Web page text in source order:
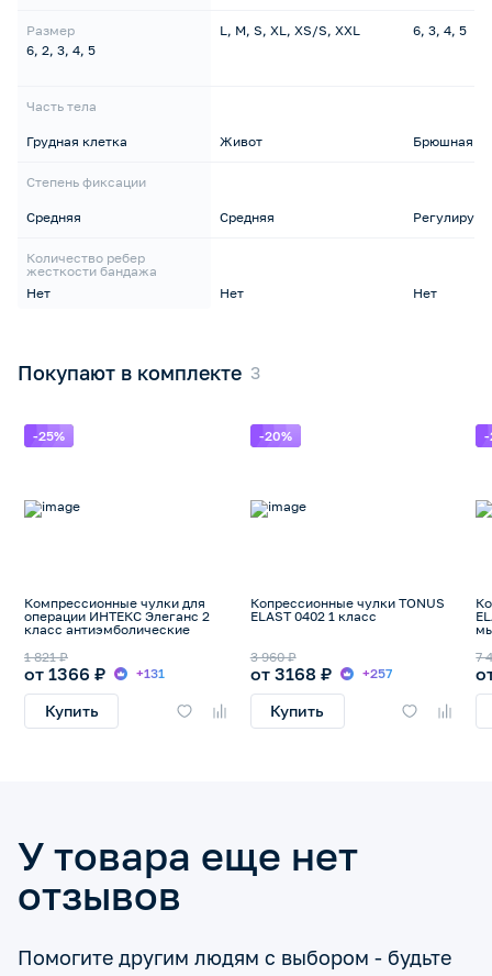
Размер
6, 2, 3, 4, 5
Часть тела
Грудная клетка
Степень фиксации
Средняя
Количество ребер
жесткости бандажа
Нет
L, M, S, XL, XS/S, XXL
Живот
Средняя
Нет
6, 3, 4, 5
Брюшная
Нет
Покупают в комплекте
-25%
Компрессионные чулки для
операции ИНТЕКС Элеганс 2
класс антиэмболические
от 1366 ₽
1 821 ₽
+131
Купить
-20%
Копрессионные чулки TONUS
ELAST 0402 1 класс
от 3168 ₽
3 960 ₽
+257
Купить
-
7
У товара еще нет
отзывов
Помогите другим людям с выбором - будьте